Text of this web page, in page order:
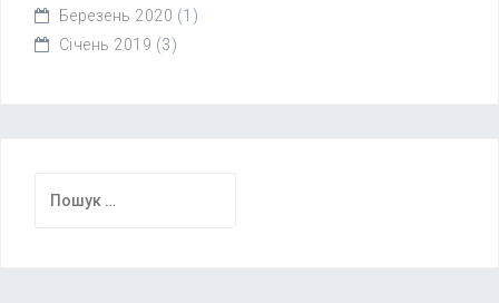
Березень 2020 (1)
Січень 2019 (3)